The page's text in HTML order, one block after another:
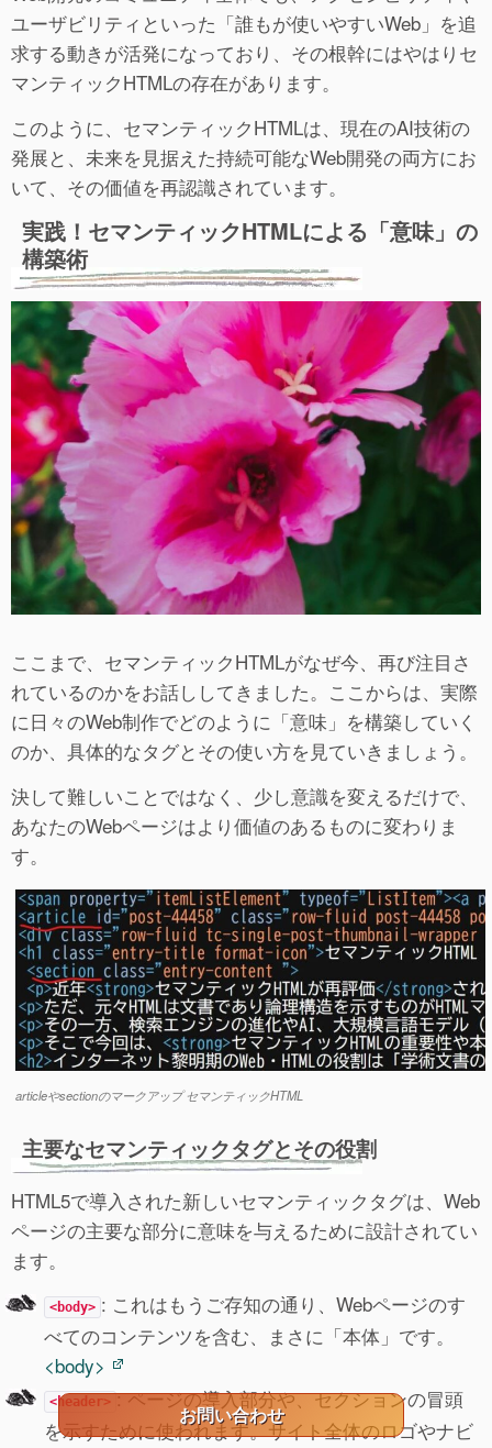
ユーザビリティといった「誰もが使いやすいWeb」を追
求する動きが活発になっており、その根幹にはやはりセ
マンティックHTMLの存在があります。
このように、セマンティックHTMLは、現在のAI技術の
発展と、未来を見据えた持続可能なWeb開発の両方にお
いて、その価値を再認識されています。
実践！セマンティックHTMLによる「意味」の
構築術
ここまで、セマンティックHTMLがなぜ今、再び注目さ
れているのかをお話ししてきました。ここからは、実際
に日々のWeb制作でどのように「意味」を構築していく
のか、具体的なタグとその使い方を見ていきましょう。
決して難しいことではなく、少し意識を変えるだけで、
あなたのWebページはより価値のあるものに変わりま
す。
articleやsectionのマークアップ セマンティックHTML
主要なセマンティックタグとその役割
HTML5で導入された新しいセマンティックタグは、Web
ページの主要な部分に意味を与えるために設計されてい
ます。
<body> : これはもうご存知の通り、Webページのす
べてのコンテンツを含む、まさに「本体」です。
<body>
<header> : ページの導入部分や、セクションの冒頭
を示すために使われます。サイト全体のロゴやナビ
お問い合わせ